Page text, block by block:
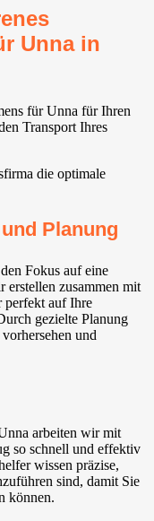
Unna in
für Unna für Ihren
Transport Ihres
die optimale
Planung
Fokus auf eine
erstellen zusammen mit
perfekt auf Ihre
gezielte Planung
und
arbeiten wir mit
so schnell und effektiv
wissen präzise,
sind, damit Sie
können.